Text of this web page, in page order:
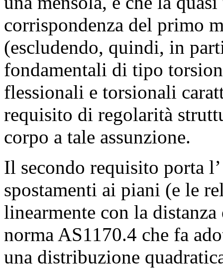
corrispondenza del primo
(escludendo, quindi, in
fondamentali di tipo
flessionali e torsionali
requisito di regolarità
corpo a tale assunzione.
Il secondo requisito porta
spostamenti ai piani (e le
linearmente con la
norma AS1170.4 che fa
una distribuzione